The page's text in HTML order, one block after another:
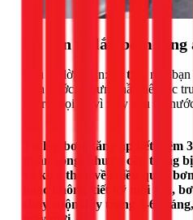
Có nên tự lắp bơm tăng
Câu trả lời ngắn: có thể
, nếu
điện nước. Nhưng hầu hết các
lắp rồi gọi lại vì máy kêu to,
Tự lắp bơm tăng áp tiết kiệm
nhân công, nhưng cần trang
và kiến thức về chiều quay
hoặc không xiết kỹ mối ren,
cháy cuộn dây trong 3-6